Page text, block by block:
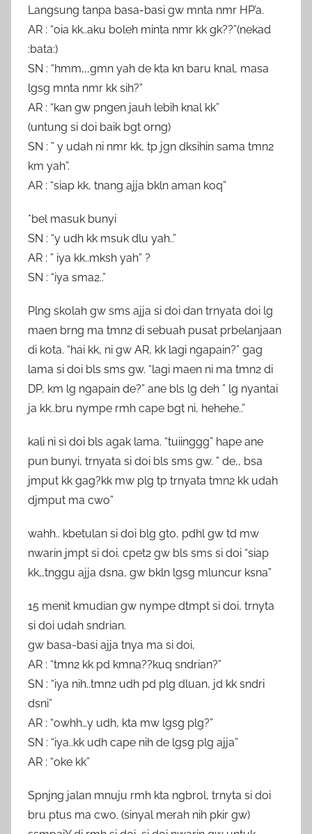
Langsung tanpa basa-basi gw mnta nmr HP’a.
AR : “oia kk..aku boleh minta nmr kk gk??”(nekad
:bata:)
SN : “hmm,,,gmn yah de kta kn baru knal, masa
lgsg mnta nmr kk sih?”
AR : “kan gw pngen jauh lebih knal kk”
(untung si doi baik bgt orng)
SN : ” y udah ni nmr kk, tp jgn dksihin sama tmn2
km yah”.
AR : “siap kk, tnang ajja bkln aman koq”
*bel masuk bunyi
SN : “y udh kk msuk dlu yah..”
AR : ” iya kk..mksh yah” ?
SN : “iya sma2..”
Plng skolah gw sms ajja si doi dan trnyata doi lg
maen brng ma tmn2 di sebuah pusat prbelanjaan
di kota. “hai kk, ni gw AR, kk lagi ngapain?” gag
lama si doi bls sms gw. “lagi maen ni ma tmn2 di
DP, km lg ngapain de?” ane bls lg deh ” lg nyantai
ja kk..bru nympe rmh cape bgt ni, hehehe..”
kali ni si doi bls agak lama. “tuiinggg” hape ane
pun bunyi, trnyata si doi bls sms gw. ” de,, bsa
jmput kk gag?kk mw plg tp trnyata tmn2 kk udah
djmput ma cwo”
wahh.. kbetulan si doi blg gto, pdhl gw td mw
nwarin jmpt si doi. cpet2 gw bls sms si doi “siap
kk,,tnggu ajja dsna, gw bkln lgsg mluncur ksna”
15 menit kmudian gw nympe dtmpt si doi, trnyta
si doi udah sndrian.
gw basa-basi ajja tnya ma si doi,
AR : “tmn2 kk pd kmna??kuq sndrian?”
SN : “iya nih..tmn2 udh pd plg dluan, jd kk sndri
dsni”
AR : “owhh…y udh, kta mw lgsg plg?”
SN : “iya..kk udh cape nih de lgsg plg ajja”
AR : “oke kk”
Spnjng jalan mnuju rmh kta ngbrol, trnyta si doi
bru ptus ma cwo. (sinyal merah nih pkir gw)